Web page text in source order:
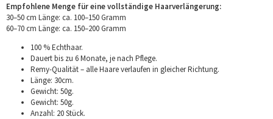
Empfohlene Menge für eine vollständige Haarverlängerung:
30–50 cm Länge: ca. 100–150 Gramm
60–70 cm Länge: ca. 150–200 Gramm
100 % Echthaar.
Dauert bis zu 6 Monate, je nach Pflege.
Remy-Qualität – alle Haare verlaufen in gleicher Richtung.
Länge: 30cm.
Gewicht: 50g.
Gewicht: 50g.
Anzahl: 20 Stück.